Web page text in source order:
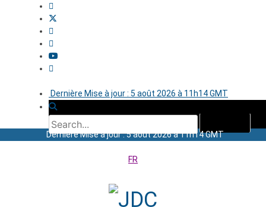
Dernière Mise à jour : 5 août 2026 à 11h14 GMT
Dernière Mise à jour : 5 août 2026 à 11h14 GMT
FR